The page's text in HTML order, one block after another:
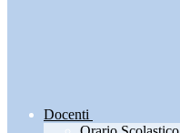
Docenti